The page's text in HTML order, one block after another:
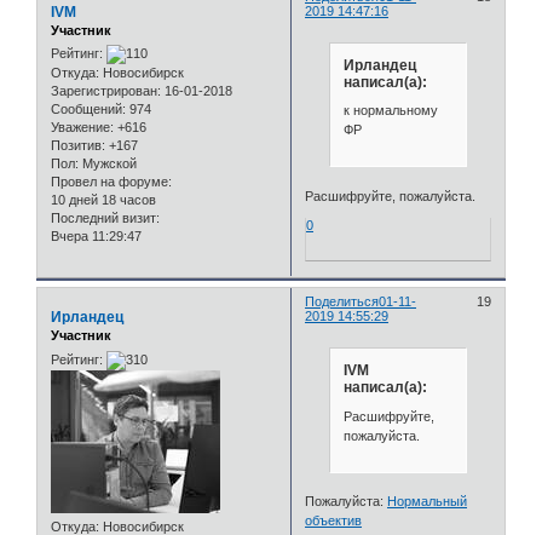
2019 14:47:16
IVM
Участник
Рейтинг:
Откуда: Новосибирск
Зарегистрирован: 16-01-2018
Сообщений: 974
Уважение: +616
Позитив: +167
Пол: Мужской
Провел на форуме:
10 дней 18 часов
Последний визит:
Вчера 11:29:47
Ирландец
написал(а):
к нормальному
ФР
Расшифруйте, пожалуйста.
0
Поделиться 19
01-11-
2019 14:55:29
Ирландец
Участник
Рейтинг:
Откуда: Новосибирск
IVM
написал(а):
Расшифруйте,
пожалуйста.
Пожалуйста: Нормальный
объектив